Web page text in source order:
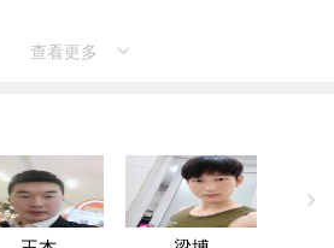
查看更多